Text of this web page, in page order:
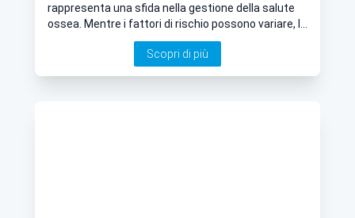
rappresenta una sfida nella gestione della salute
ossea. Mentre i fattori di rischio possono variare, la
supplementazione di vitamina D e vitamina K
emerge come una strategia efficace per trattare e
Scopri di più